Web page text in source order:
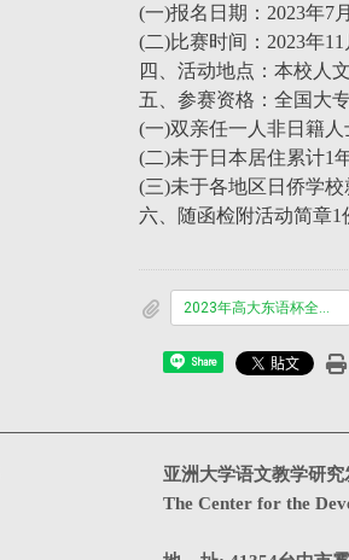
(一)报名日期：2023年7
(二)比赛时间：2023年
四、活动地点：本校人
五、参赛资格：全国大
(一)双亲任一人非日籍人
(二)未于日本居住累计1
(三)未于各地区日侨学
六、随函检附活动简章1
2023年高大东语杯全国大专校院日文汉字读音比赛_简章.pdf
Share
亚洲大学语文教学研究
The Center for the